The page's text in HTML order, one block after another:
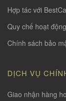
Hợp tác với
Quy chế hoạt
Chính sách bảo
DỊCH VỤ
Giao nhận hàng